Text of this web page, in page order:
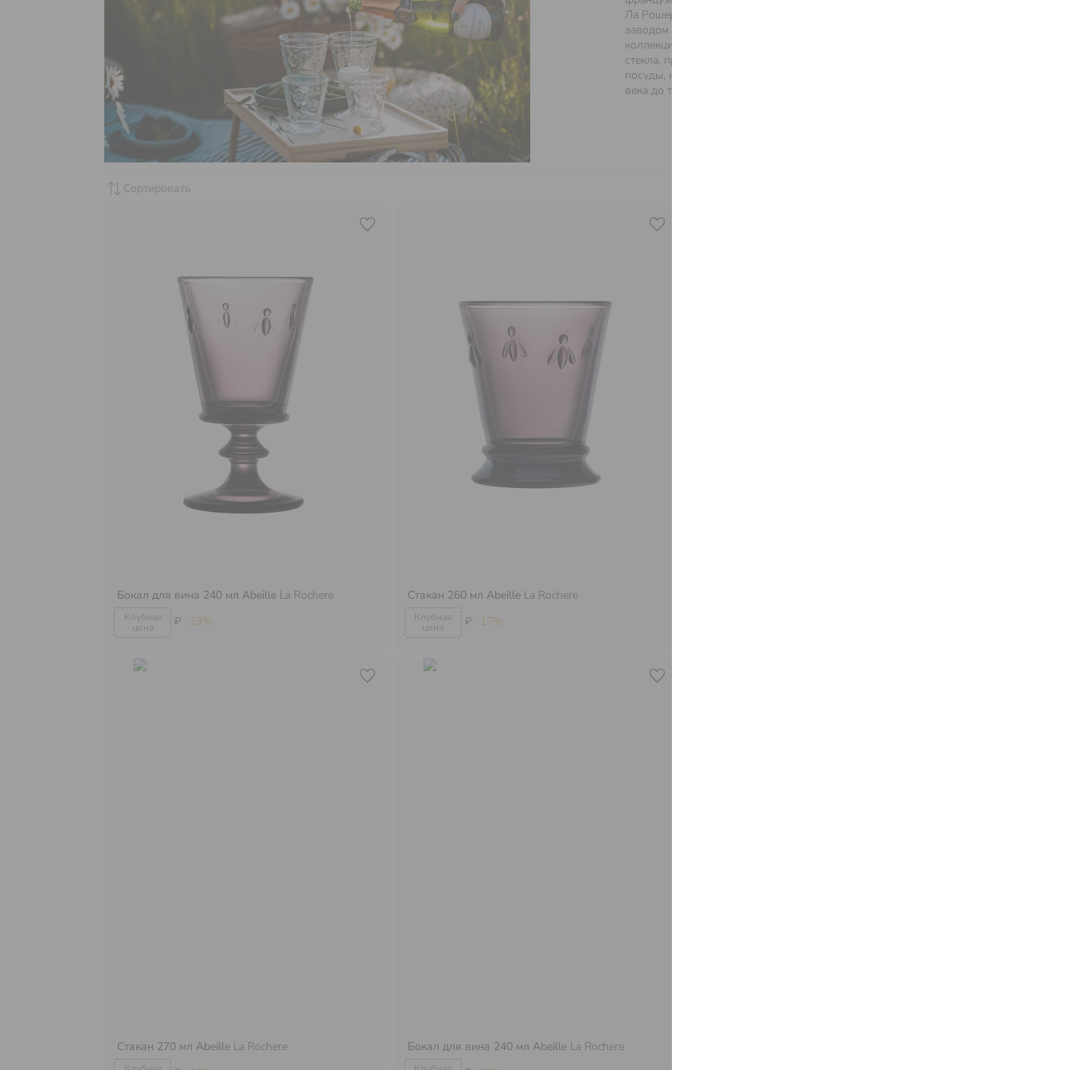
sync_alt Сортировать
Ла Рошер является старейшим стекольным
заводом во Франции. Компания разрабатывает
коллекции из выдувного и механического
стекла, представленные на мировых рынках
посуды, кейтеринга и декора. От классики XVIII
века до творений молодых дизайнеров.
₽ -23%
Бокал для вина 240 мл Abeille La Rochere
₽ -17%
Стакан 260 мл Abeille La Rochere
Стакан 270 мл Abeille La Rochere
Бокал для вина 240 мл Abeille La Rochere